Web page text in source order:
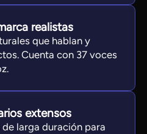
realistas
que hablan y
Cuenta con 37 voces
extensos
larga duración para